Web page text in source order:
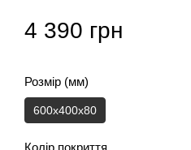
4 390 грн
Розмір (мм)
600x400x80
Колір покриття